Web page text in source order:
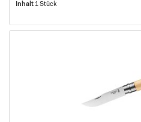
Inhalt 1 Stück